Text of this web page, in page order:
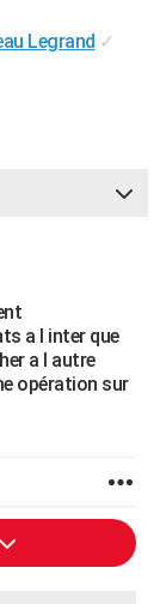
Legrand ✓
a l inter que
a l autre
opération sur